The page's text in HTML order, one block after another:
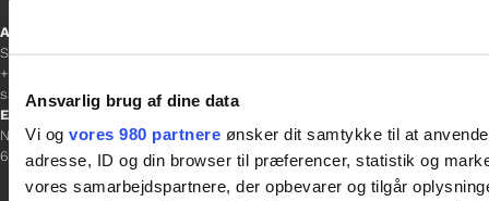
Ansvarlig brug af dine data
Vi og vores 980 partnere ønsker dit samtykke til at
adresse, ID og din browser til præferencer, statistik og
vores samarbejdspartnere, der opbevarer og tilgår
Afdelingschef
Sacha Lohmann Weiss
+45 40 27 91 11
sacha.lw@gladfonden.dk
Esbjerg
Norgesgade 1, 2. sal
6700 Esbjerg